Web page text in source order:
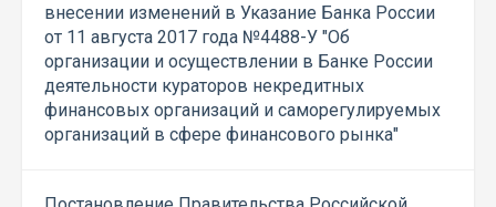
внесении изменений в Указание Банка России
от 11 августа 2017 года №4488-У "Об
организации и осуществлении в Банке России
деятельности кураторов некредитных
финансовых организаций и саморегулируемых
организаций в сфере финансового рынка"